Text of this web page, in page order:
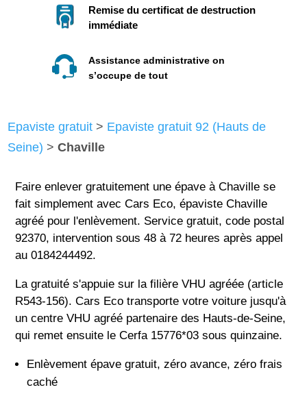
Remise du certificat de destruction
immédiate
Assistance administrative on
s’occupe de tout
Epaviste gratuit > Epaviste gratuit 92 (Hauts de
Seine) >Chaville
Faire enlever gratuitement une épave à Chaville se
fait simplement avec Cars Eco, épaviste Chaville
agréé pour l'enlèvement. Service gratuit, code postal
92370, intervention sous 48 à 72 heures après appel
au 0184244492.
La gratuité s'appuie sur la filière VHU agréée (article
R543-156). Cars Eco transporte votre voiture jusqu'à
un centre VHU agréé partenaire des Hauts-de-Seine,
qui remet ensuite le Cerfa 15776*03 sous quinzaine.
Enlèvement épave gratuit, zéro avance, zéro frais
caché